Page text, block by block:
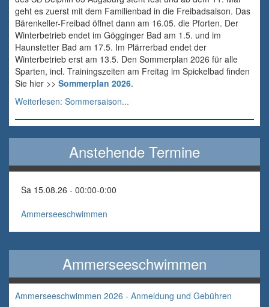
geht es zuerst mit dem Familienbad in die Freibadsaison. Das
Bärenkeller-Freibad öffnet dann am 16.05. die Pforten. Der
Winterbetrieb endet im Gögginger Bad am 1.5. und im
Haunstetter Bad am 17.5. Im Plärrerbad endet der
Winterbetrieb erst am 13.5. Den Sommerplan 2026 für alle
Sparten, incl. Trainingszeiten am Freitag im Spickelbad finden
Sie hier >> Sommerplan 2026.
Weiterlesen: Sommersaison...
Anstehende Termine
Sa 15.08.26 - 00:00-0:00
Ammerseeschwimmen
Ammerseeschwimmen
Ammerseeschwimmen 2026 - Anmeldung und Gebühren